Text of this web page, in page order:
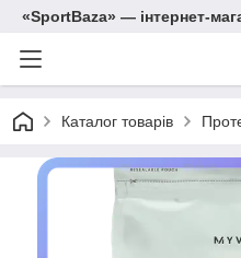
«SportBaza» — інтернет-
Каталог товарів